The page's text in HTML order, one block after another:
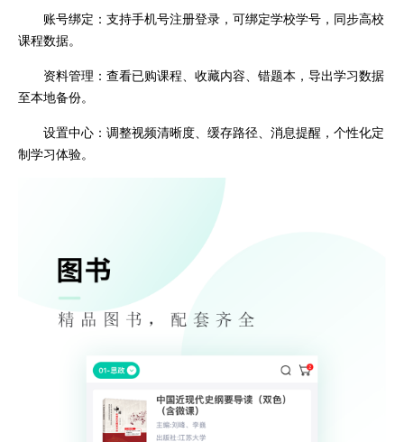
账号绑定：支持手机号注册登录，可绑定学校学号，同步高校
课程数据。
资料管理：查看已购课程、收藏内容、错题本，导出学习数据
至本地备份。
设置中心：调整视频清晰度、缓存路径、消息提醒，个性化定
制学习体验。